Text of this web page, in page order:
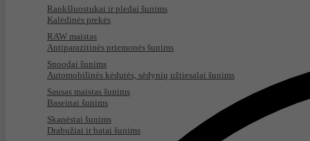
Rankšluostukai ir pledai šunims
RAW maistas
Snoodai šunims
Sausas maistas šunims
Skanėstai šunims
Kalėdinės prekės
Antiparazitinės priemonės šunims
Automobilinės kėdutės, sėdynių užtiesalai šunims
Baseinai šunims
Drabužiai ir batai šunims